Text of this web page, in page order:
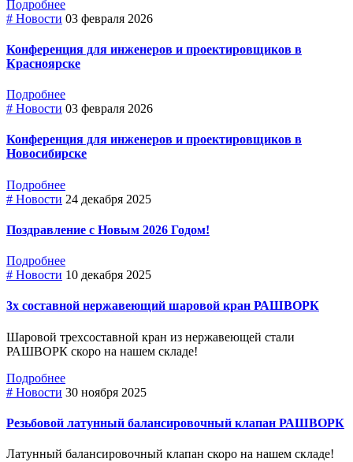
Подробнее
# Новости 03 февраля 2026
Конференция для инженеров и проектировщиков в
Красноярске
Подробнее
# Новости 03 февраля 2026
Конференция для инженеров и проектировщиков в
Новосибирске
Подробнее
# Новости 24 декабря 2025
Поздравление с Новым 2026 Годом!
Подробнее
# Новости 10 декабря 2025
3х составной нержавеющий шаровой кран РАШВОРК
Шаровой трехсоставной кран из нержавеющей стали
РАШВОРК скоро на нашем складе!
Подробнее
# Новости 30 ноября 2025
Резьбовой латунный балансировочный клапан РАШВОРК
Латунный балансировочный клапан скоро на нашем складе!